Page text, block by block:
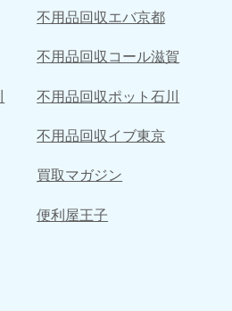
不用品回収エバ京都
不用品回収コール滋賀
不用品回収ポット石川
不用品回収イブ東京
買取マガジン
便利屋王子